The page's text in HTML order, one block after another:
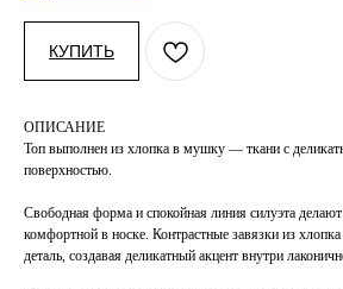
КУПИТЬ
ОПИСАНИЕ
Топ выполнен из хлопка в мушку — ткани с
поверхностью.
Свободная форма и спокойная линия силуэта
комфортной в носке. Контрастные завязки из
деталь, создавая деликатный акцент внутри